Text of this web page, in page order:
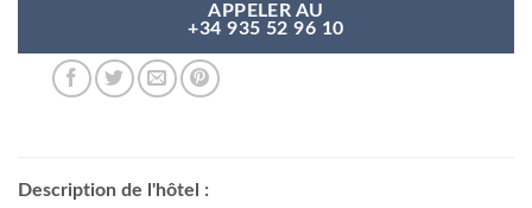
APPELER AU
+34 935 52 96 10
Description de l'hôtel :